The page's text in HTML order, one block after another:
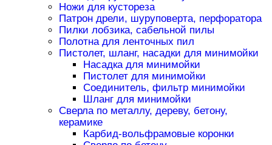
Ножи для кустореза
Патрон дрели, шуруповерта, перфоратора
Пилки лобзика, сабельной пилы
Полотна для ленточных пил
Пистолет, шланг, насадки для минимойки
Насадка для минимойки
Пистолет для минимойки
Соединитель, фильтр минимойки
Шланг для минимойки
Сверла по металлу, дереву, бетону,
керамике
Карбид-вольфрамовые коронки